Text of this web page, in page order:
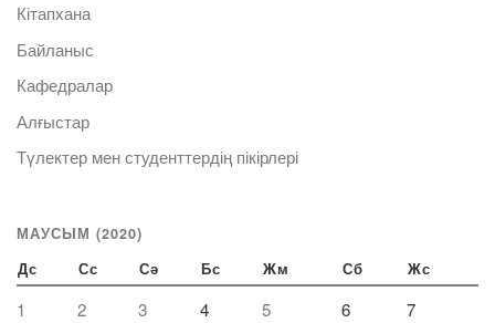
Кітапхана
Байланыс
Кафедралар
Алғыстар
Түлектер мен студенттердің пікірлері
МАУСЫМ (2020)
Дс Сс Сә Бс Жм Сб Жс
1 2 3 4 5 6 7